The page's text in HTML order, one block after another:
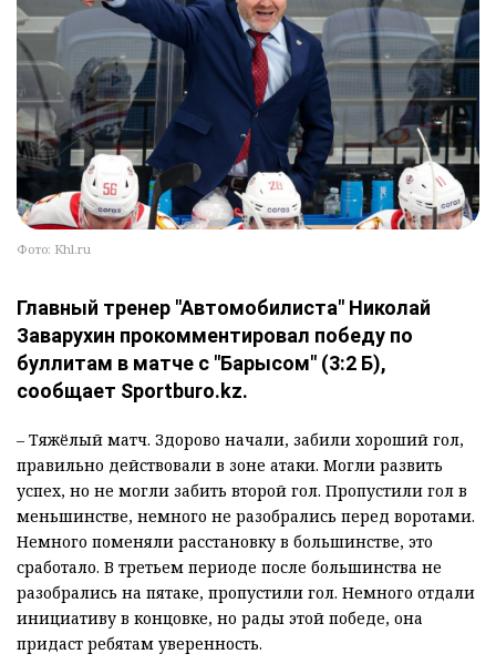
Фото: Khl.ru
Главный тренер "Автомобилиста" Николай
Заварухин прокомментировал победу по
буллитам в матче с "Барысом" (3:2 Б),
сообщает Sportburo.kz.
– Тяжёлый матч. Здорово начали, забили хороший гол,
правильно действовали в зоне атаки. Могли развить
успех, но не могли забить второй гол. Пропустили гол в
меньшинстве, немного не разобрались перед воротами.
Немного поменяли расстановку в большинстве, это
сработало. В третьем периоде после большинства не
разобрались на пятаке, пропустили гол. Немного отдали
инициативу в концовке, но рады этой победе, она
придаст ребятам уверенность.